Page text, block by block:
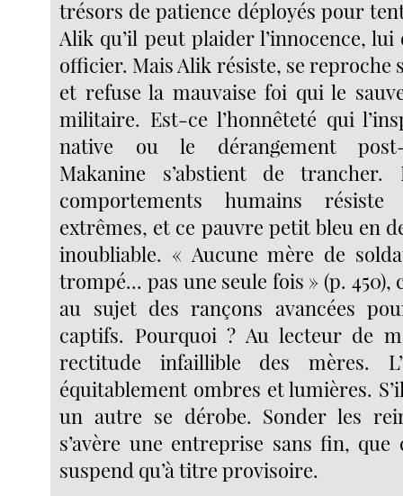
trésors de patience déployés pour
Alik qu’il peut plaider l’innocence,
officier. Mais Alik résiste, se reproche
et refuse la mauvaise foi qui le
militaire. Est-ce l’honnêteté qui
native ou le dérangement
Makanine s’abstient de trancher.
comportements humains
extrêmes, et ce pauvre petit bleu en
inoubliable. « Aucune mère de
trompé... pas une seule fois » (p. 450),
au sujet des rançons avancées
captifs. Pourquoi ? Au lecteur de
rectitude infaillible des mères.
équitablement ombres et lumières.
un autre se dérobe. Sonder les
s’avère une entreprise sans fin,
suspend qu’à titre provisoire.